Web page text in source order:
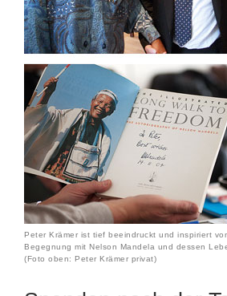
Peter Krämer ist tief beeindruckt und inspiriert
Begegnung mit Nelson Mandela und dessen
(Foto oben: Peter Krämer privat)